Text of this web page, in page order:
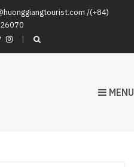
/(+84)
MENU